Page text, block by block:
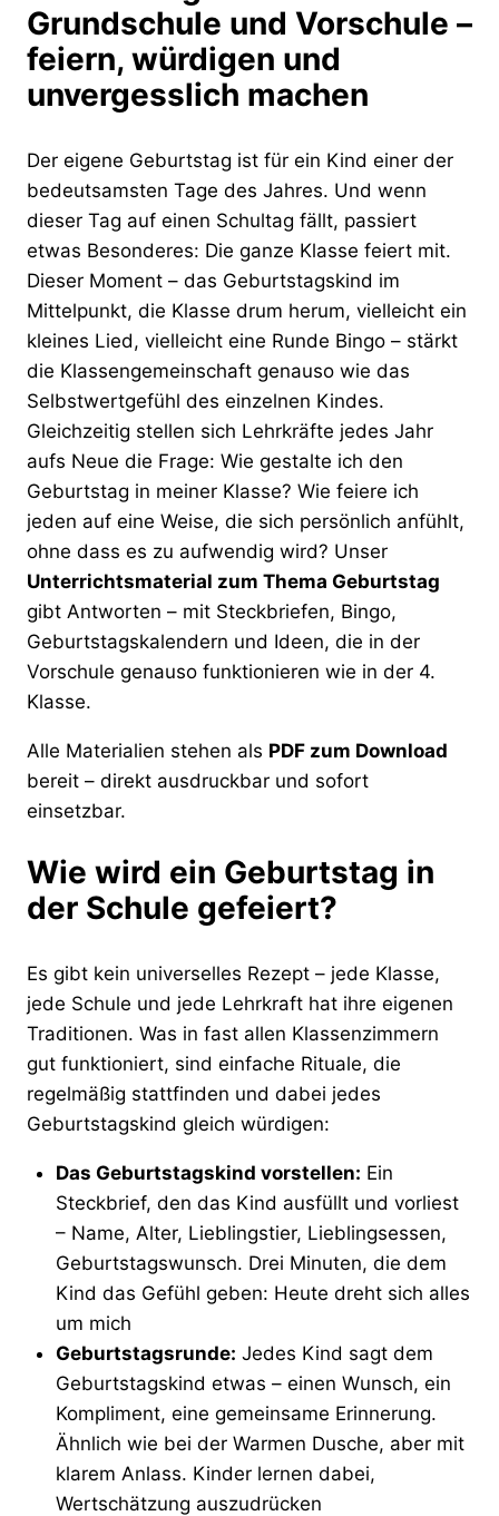
Grundschule und Vorschule –
feiern, würdigen und
unvergesslich machen
Der eigene Geburtstag ist für ein Kind einer der
bedeutsamsten Tage des Jahres. Und wenn
dieser Tag auf einen Schultag fällt, passiert
etwas Besonderes: Die ganze Klasse feiert mit.
Dieser Moment – das Geburtstagskind im
Mittelpunkt, die Klasse drum herum, vielleicht ein
kleines Lied, vielleicht eine Runde Bingo – stärkt
die Klassengemeinschaft genauso wie das
Selbstwertgefühl des einzelnen Kindes.
Gleichzeitig stellen sich Lehrkräfte jedes Jahr
aufs Neue die Frage: Wie gestalte ich den
Geburtstag in meiner Klasse? Wie feiere ich
jeden auf eine Weise, die sich persönlich anfühlt,
ohne dass es zu aufwendig wird? Unser
Unterrichtsmaterial zum Thema Geburtstag
gibt Antworten – mit Steckbriefen, Bingo,
Geburtstagskalendern und Ideen, die in der
Vorschule genauso funktionieren wie in der 4.
Klasse.
Alle Materialien stehen als PDF zum Download
bereit – direkt ausdruckbar und sofort
einsetzbar.
Wie wird ein Geburtstag in
der Schule gefeiert?
Es gibt kein universelles Rezept – jede Klasse,
jede Schule und jede Lehrkraft hat ihre eigenen
Traditionen. Was in fast allen Klassenzimmern
gut funktioniert, sind einfache Rituale, die
regelmäßig stattfinden und dabei jedes
Geburtstagskind gleich würdigen:
Das Geburtstagskind vorstellen: Ein
Steckbrief, den das Kind ausfüllt und vorliest
– Name, Alter, Lieblingstier, Lieblingsessen,
Geburtstagswunsch. Drei Minuten, die dem
Kind das Gefühl geben: Heute dreht sich alles
um mich
Geburtstagsrunde: Jedes Kind sagt dem
Geburtstagskind etwas – einen Wunsch, ein
Kompliment, eine gemeinsame Erinnerung.
Ähnlich wie bei der Warmen Dusche, aber mit
klarem Anlass. Kinder lernen dabei,
Wertschätzung auszudrücken